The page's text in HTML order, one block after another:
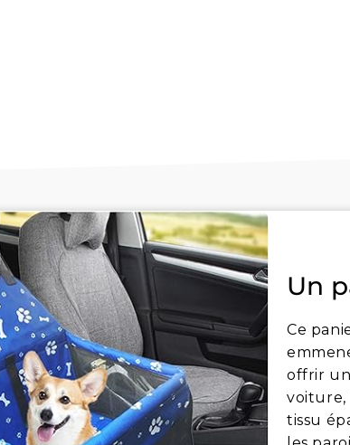
Un
Ce
offrir
voiture,
tissu